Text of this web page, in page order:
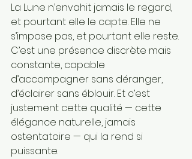
La Lune n’envahit jamais le regard,
et pourtant elle le capte. Elle ne
s’impose pas, et pourtant elle reste.
C’est une présence discrète mais
constante, capable
d’accompagner sans déranger,
d’éclairer sans éblouir. Et c’est
justement cette qualité — cette
élégance naturelle, jamais
ostentatoire — qui la rend si
puissante.